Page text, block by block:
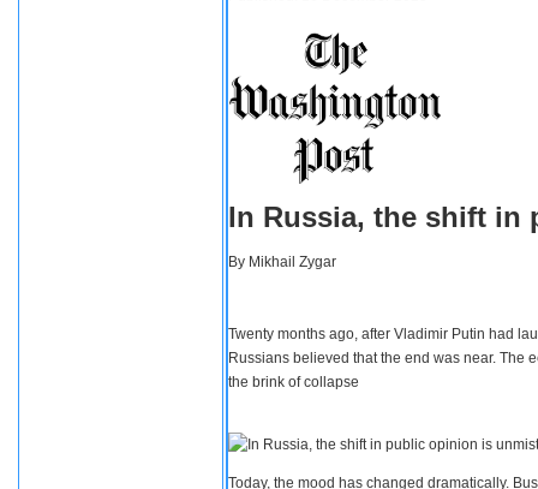
In Russia, the shift in
By Mikhail Zygar
Twenty months ago, after Vladimir Putin had
Russians believed that the end was near. The
the brink of collapse
Today, the mood has changed dramatically.